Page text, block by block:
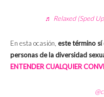
♬ Relaxed (Sped
En esta ocasión, este término sí
personas de la diversidad
ENTENDER CUALQUIER